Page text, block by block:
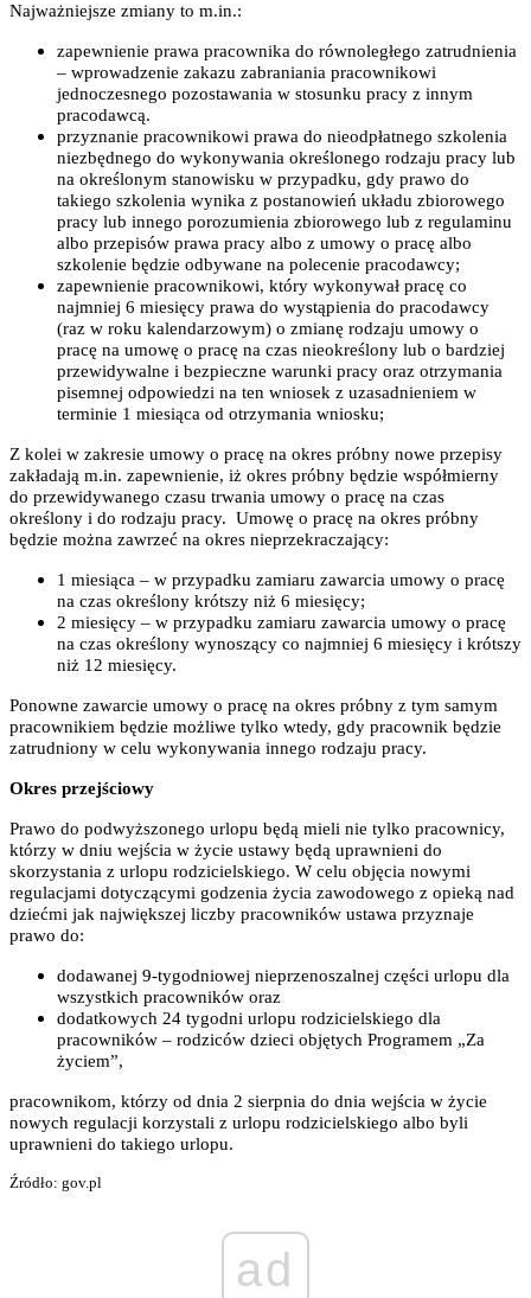
Najważniejsze zmiany to m.in.:
zapewnienie prawa pracownika do równoległego zatrudnienia
– wprowadzenie zakazu zabraniania pracownikowi
jednoczesnego pozostawania w stosunku pracy z innym
pracodawcą.
przyznanie pracownikowi prawa do nieodpłatnego szkolenia
niezbędnego do wykonywania określonego rodzaju pracy lub
na określonym stanowisku w przypadku, gdy prawo do
takiego szkolenia wynika z postanowień układu zbiorowego
pracy lub innego porozumienia zbiorowego lub z regulaminu
albo przepisów prawa pracy albo z umowy o pracę albo
szkolenie będzie odbywane na polecenie pracodawcy;
zapewnienie pracownikowi, który wykonywał pracę co
najmniej 6 miesięcy prawa do wystąpienia do pracodawcy
(raz w roku kalendarzowym) o zmianę rodzaju umowy o
pracę na umowę o pracę na czas nieokreślony lub o bardziej
przewidywalne i bezpieczne warunki pracy oraz otrzymania
pisemnej odpowiedzi na ten wniosek z uzasadnieniem w
terminie 1 miesiąca od otrzymania wniosku;
Z kolei w zakresie umowy o pracę na okres próbny nowe przepisy
zakładają m.in. zapewnienie, iż okres próbny będzie współmierny
do przewidywanego czasu trwania umowy o pracę na czas
określony i do rodzaju pracy. Umowę o pracę na okres próbny
będzie można zawrzeć na okres nieprzekraczający:
1 miesiąca – w przypadku zamiaru zawarcia umowy o pracę
na czas określony krótszy niż 6 miesięcy;
2 miesięcy – w przypadku zamiaru zawarcia umowy o pracę
na czas określony wynoszący co najmniej 6 miesięcy i krótszy
niż 12 miesięcy.
Ponowne zawarcie umowy o pracę na okres próbny z tym samym
pracownikiem będzie możliwe tylko wtedy, gdy pracownik będzie
zatrudniony w celu wykonywania innego rodzaju pracy.
Okres przejściowy
Prawo do podwyższonego urlopu będą mieli nie tylko pracownicy,
którzy w dniu wejścia w życie ustawy będą uprawnieni do
skorzystania z urlopu rodzicielskiego. W celu objęcia nowymi
regulacjami dotyczącymi godzenia życia zawodowego z opieką nad
dziećmi jak największej liczby pracowników ustawa przyznaje
prawo do:
dodawanej 9-tygodniowej nieprzenoszalnej części urlopu dla
wszystkich pracowników oraz
dodatkowych 24 tygodni urlopu rodzicielskiego dla
pracowników – rodziców dzieci objętych Programem „Za
życiem”,
pracownikom, którzy od dnia 2 sierpnia do dnia wejścia w życie
nowych regulacji korzystali z urlopu rodzicielskiego albo byli
uprawnieni do takiego urlopu.
Źródło: gov.pl
ad